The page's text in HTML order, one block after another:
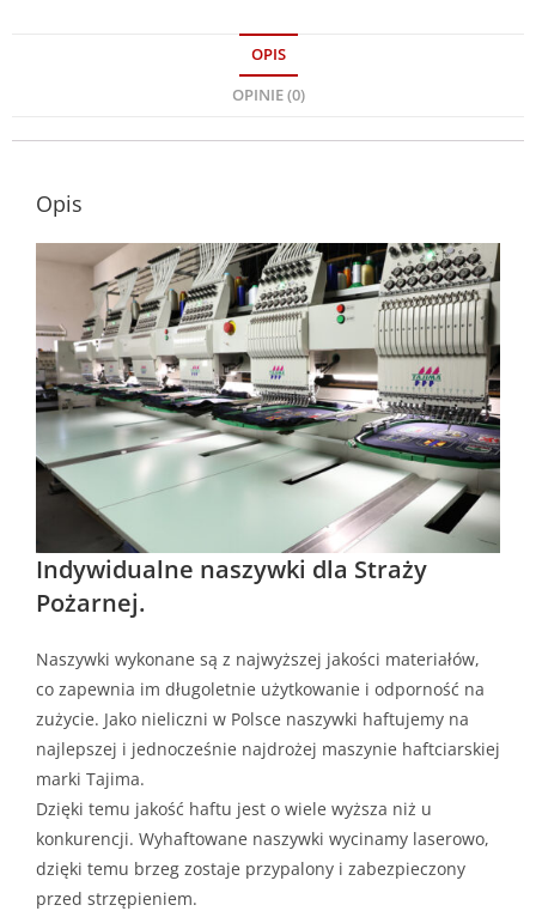
OPIS
OPINIE (0)
Opis
Indywidualne naszywki dla Straży
Pożarnej.
Naszywki wykonane są z najwyższej jakości materiałów,
co zapewnia im długoletnie użytkowanie i odporność na
zużycie. Jako nieliczni w Polsce naszywki haftujemy na
najlepszej i jednocześnie najdrożej maszynie haftciarskiej
marki Tajima.
Dzięki temu jakość haftu jest o wiele wyższa niż u
konkurencji. Wyhaftowane naszywki wycinamy laserowo,
dzięki temu brzeg zostaje przypalony i zabezpieczony
przed strzępieniem.